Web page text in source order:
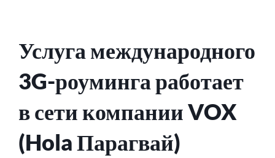
Услуга международного
3G-роуминга работает
в сети компании VOX
(Hola Парагвай)